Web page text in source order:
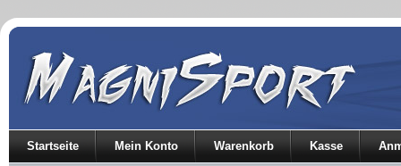
Startseite Mein Konto Warenkorb Kasse